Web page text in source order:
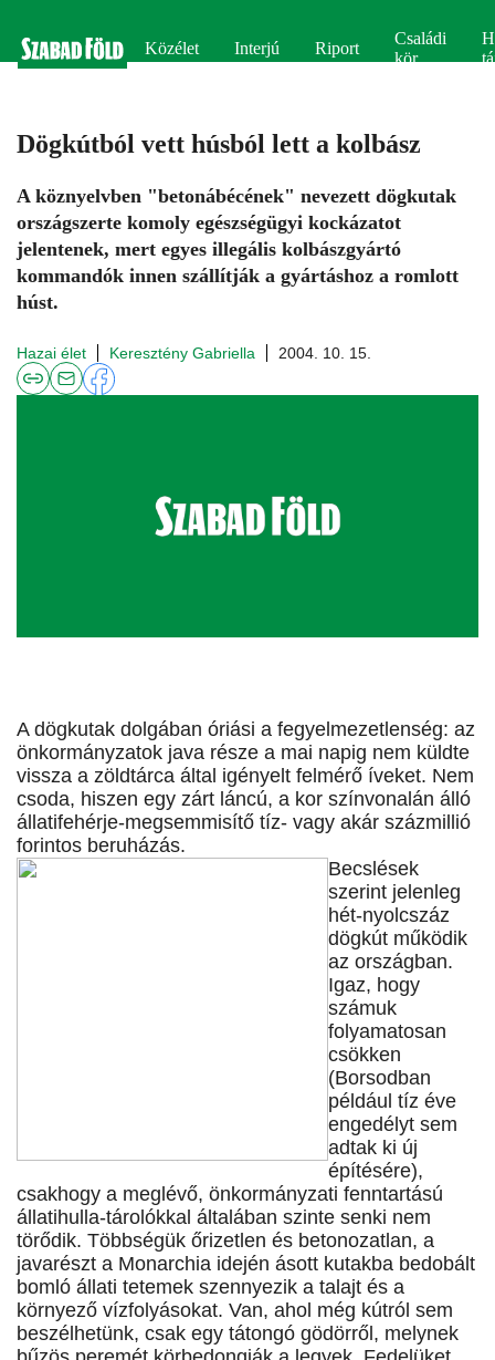
Közélet Interjú Riport
Családi
kör
Dögkútból vett húsból lett a kolbász
A köznyelvben "betonábécének" nevezett dögkutak
országszerte komoly egészségügyi kockázatot
jelentenek, mert egyes illegális kolbászgyártó
kommandók innen szállítják a gyártáshoz a romlott
húst.
Hazai élet Keresztény Gabriella 2004. 10. 15.
A dögkutak dolgában óriási a fegyelmezetlenség: az
önkormányzatok java része a mai napig nem küldte
vissza a zöldtárca által igényelt felmérő íveket. Nem
csoda, hiszen egy zárt láncú, a kor színvonalán álló
állatifehérje-megsemmisítő tíz- vagy akár százmillió
forintos beruházás.
Becslések
szerint jelenleg
hét-nyolcszáz
dögkút működik
az országban.
Igaz, hogy
számuk
folyamatosan
csökken
(Borsodban
például tíz éve
engedélyt sem
adtak ki új
építésére),
csakhogy a meglévő, önkormányzati fenntartású
állatihulla-tárolókkal általában szinte senki nem
törődik. Többségük őrizetlen és betonozatlan, a
javarészt a Monarchia idején ásott kutakba bedobált
bomló állati tetemek szennyezik a talajt és a
környező vízfolyásokat. Van, ahol még kútról sem
beszélhetünk, csak egy tátongó gödörről, melynek